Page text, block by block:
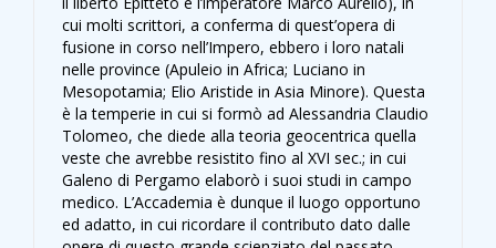
cui molti scrittori, a conferma di quest’opera di
fusione in corso nell’Impero, ebbero i loro natali
nelle province (Apuleio in Africa; Luciano in
Mesopotamia; Elio Aristide in Asia Minore). Questa
è la temperie in cui si formò ad Alessandria Claudio
Tolomeo, che diede alla teoria geocentrica quella
veste che avrebbe resistito fino al XVI sec.; in cui
Galeno di Pergamo elaborò i suoi studi in campo
medico. L’Accademia è dunque il luogo opportuno
ed adatto, in cui ricordare il contributo dato dalle